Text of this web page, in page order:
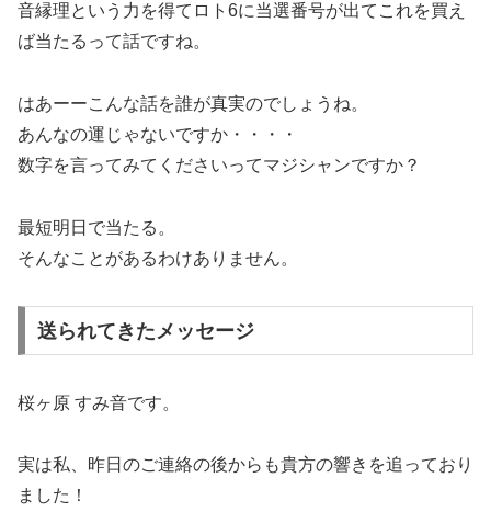
音縁理という力を得てロト6に当選番号が出てこれを買え
ば当たるって話ですね。
はあーーこんな話を誰が真実のでしょうね。
あんなの運じゃないですか・・・・
数字を言ってみてくださいってマジシャンですか？
最短明日で当たる。
そんなことがあるわけありません。
送られてきたメッセージ
桜ヶ原 すみ音です。
実は私、昨日のご連絡の後からも貴方の響きを追っており
ました！